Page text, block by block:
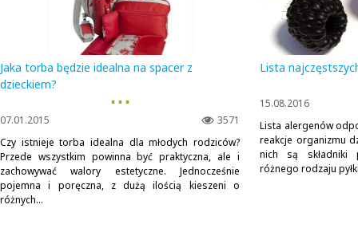
Jaka torba będzie idealna na spacer z
dzieckiem?
▪ ▪ ▪
3571
07.01.2015
Czy istnieje torba idealna dla młodych rodziców?
Przede wszystkim powinna być praktyczna, ale i
zachowywać walory estetyczne. Jednocześnie
pojemna i poręczna, z dużą ilością kieszeni o
różnych...
Lista
15.08.2016
Lista alergenów
reakcje organizmu
nich są składniki
różnego rodzaju